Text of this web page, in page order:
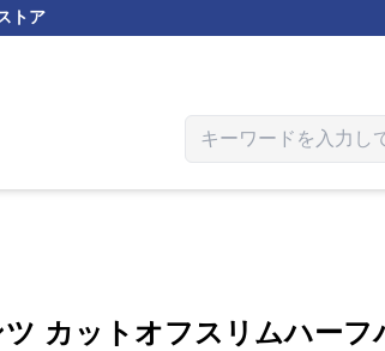
トア
カットオフスリムハーフ